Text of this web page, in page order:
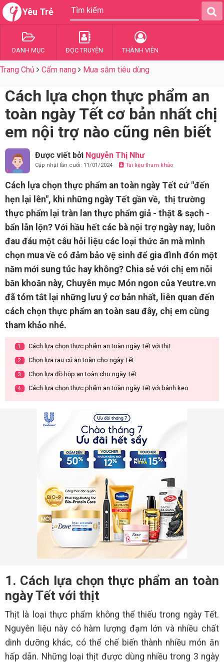
Yêu Trẻ
DANH MỤC ĐỌC TRUYỆN THÀNH VIÊN
Trang Chủ Cẩm nang Mua sắm tiêu dùng
Cách lựa chọn thực phẩm an
toàn ngày Tết cơ bản nhất chị
em nội trợ nào cũng nên biết
Được viết bởi Nguyễn Thị Như
Cập nhật lần cuối: 11/01/2024 Tài liệu tham khảo
Cách lựa chọn thực phẩm an toàn ngày Tết cứ "đến
hẹn lại lên", khi những ngày Tết gần về, thị trường
thực phẩm lại tràn lan thực phẩm giả - thật & sạch -
bẩn lẫn lộn? Với hầu hết các bà nội trợ ngày nay, luôn
đau đáu một câu hỏi liệu các loại thức ăn mà mình
chọn mua về có đảm bảo vệ sinh để gia đình đón một
năm mới sung túc hay không? Chia sẻ với chị em nỗi
băn khoăn này, Chuyên mục Món ngon của Yeutre.vn
đã tóm tắt lại những lưu ý cơ bản nhất, liên quan đến
cách chọn thực phẩm an toàn sau đây, chị em cùng
tham khảo nhé.
1. Cách lựa chọn thực phẩm an toàn ngày Tết với thịt
2. Chọn lựa rau củ an toàn cho ngày Tết
3. Chọn lựa đồ hộp an toàn cho ngày Tết
4. Cách lựa chọn thực phẩm an toàn ngày Tết với bánh kẹo
1. Cách lựa chọn thực phẩm an toàn
ngày Tết với thịt
Thịt là loại thực phẩm không thể thiếu trong ngày Tết.
Nguyên liệu này có hàm lượng đạm lớn và nhiều chất
dinh dưỡng khác, có thể chế biến thành nhiều món ăn
hấp dẫn. Những loại thịt được dùng nhiều trong 3 ngày